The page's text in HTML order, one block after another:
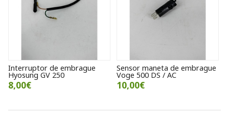
Interruptor de embrague
Hyosung GV 250
8,00€
Sensor maneta de embrague
Voge 500 DS / AC
10,00€